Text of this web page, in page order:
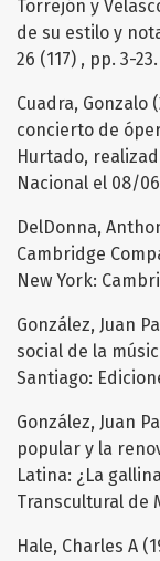
Torrejón y
de su estilo y
26 (117) , pp. 3-23.
Cuadra, Gonzalo
concierto de
Hurtado,
Nacional el 08/
DelDonna,
Cambridge
New York:
González, Juan
social de la
Santiago:
González, Juan
popular y la
Latina: ¿La
Transcultural de
Hale, Charles A